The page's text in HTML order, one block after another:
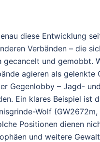
diese Entwicklung
Verbänden – die
und gemobbt.
agieren als
Gegenlobby – Jagd-
Ein klares Beispiel ist
Wolf
Positionen dienen
und weitere